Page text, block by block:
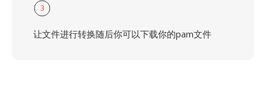
3
让文件进行转换随后你可以下载你的pam文件